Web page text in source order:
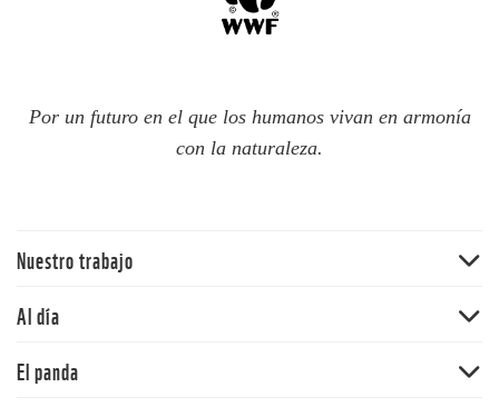
Por un futuro en el que los humanos vivan en armonía
con la naturaleza.
Nuestro trabajo
Cambio climático
Al día
Publicaciones
El panda